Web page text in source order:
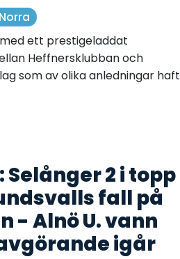
ett prestigeladdat
Heffnersklubban och
som av olika anledningar haft
Selånger 2 i topp
fall på
- Alnö U. vann
igår